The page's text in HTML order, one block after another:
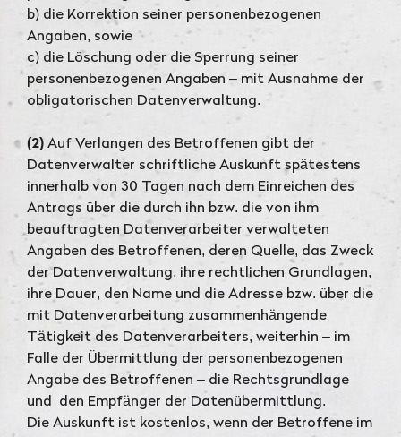
b) die Korrektion seiner personenbezogenen
Angaben, sowie
c) die Löschung oder die Sperrung seiner
personenbezogenen Angaben – mit Ausnahme der
obligatorischen Datenverwaltung.
(2) Auf Verlangen des Betroffenen gibt der
Datenverwalter schriftliche Auskunft spätestens
innerhalb von 30 Tagen nach dem Einreichen des
Antrags über die durch ihn bzw. die von ihm
beauftragten Datenverarbeiter verwalteten
Angaben des Betroffenen, deren Quelle, das Zweck
der Datenverwaltung, ihre rechtlichen Grundlagen,
ihre Dauer, den Name und die Adresse bzw. über die
mit Datenverarbeitung zusammenhängende
Tätigkeit des Datenverarbeiters, weiterhin – im
Falle der Übermittlung der personenbezogenen
Angabe des Betroffenen – die Rechtsgrundlage
und den Empfänger der Datenübermittlung.
Die Auskunft ist kostenlos, wenn der Betroffene im